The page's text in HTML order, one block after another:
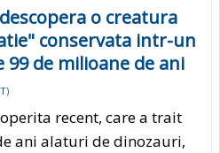
o creatura
conservata intr-un
de milioane de ani
)
recent, care a trait
ani alaturi de dinozauri,